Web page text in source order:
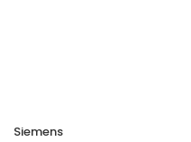
Siemens